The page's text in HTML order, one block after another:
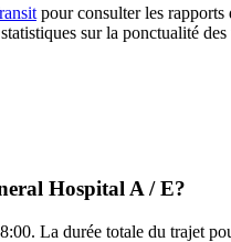
pour consulter les rapports
sur la ponctualité des
Hospital A / E?
La durée totale du trajet